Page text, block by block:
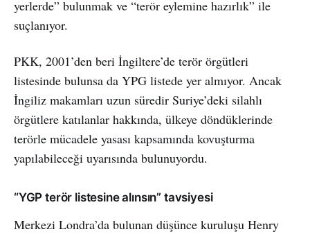
yerlerde” bulunmak ve “terör eylemine hazırlık” ile
suçlanıyor.
PKK, 2001’den beri İngiltere’de terör örgütleri
listesinde bulunsa da YPG listede yer almıyor. Ancak
İngiliz makamları uzun süredir Suriye’deki silahlı
örgütlere katılanlar hakkında, ülkeye döndüklerinde
terörle mücadele yasası kapsamında kovuşturma
yapılabileceği uyarısında bulunuyordu.
“YGP terör listesine alınsın” tavsiyesi
Merkezi Londra’da bulunan düşünce kuruluşu Henry